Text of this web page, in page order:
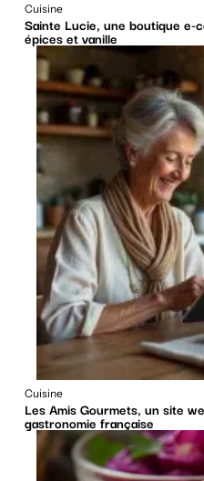
Cuisine
Sainte Lucie, une boutique
épices et vanille
Cuisine
Les Amis Gourmets, un site
gastronomie française